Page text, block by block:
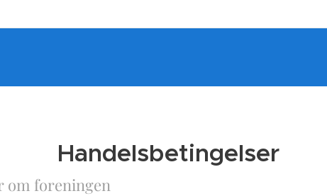
Handelsbetingelser
om foreningen